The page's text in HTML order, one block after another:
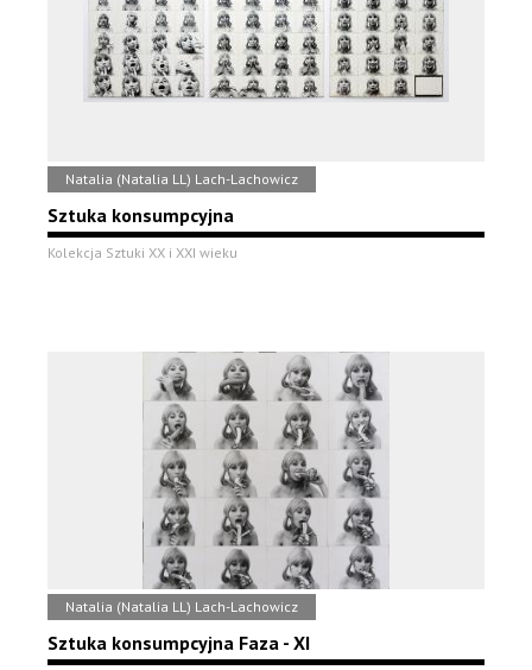
Natalia (Natalia LL) Lach-Lachowicz
Sztuka konsumpcyjna
Kolekcja Sztuki XX i XXI wieku
Natalia (Natalia LL) Lach-Lachowicz
Sztuka konsumpcyjna Faza - XI